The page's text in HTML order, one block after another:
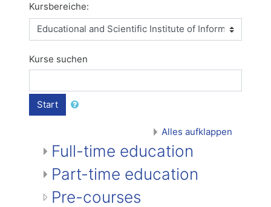
Kursbereiche:
Kurse suchen
Start
Alles aufklappen
Full-time education
Part-time education
Pre-courses